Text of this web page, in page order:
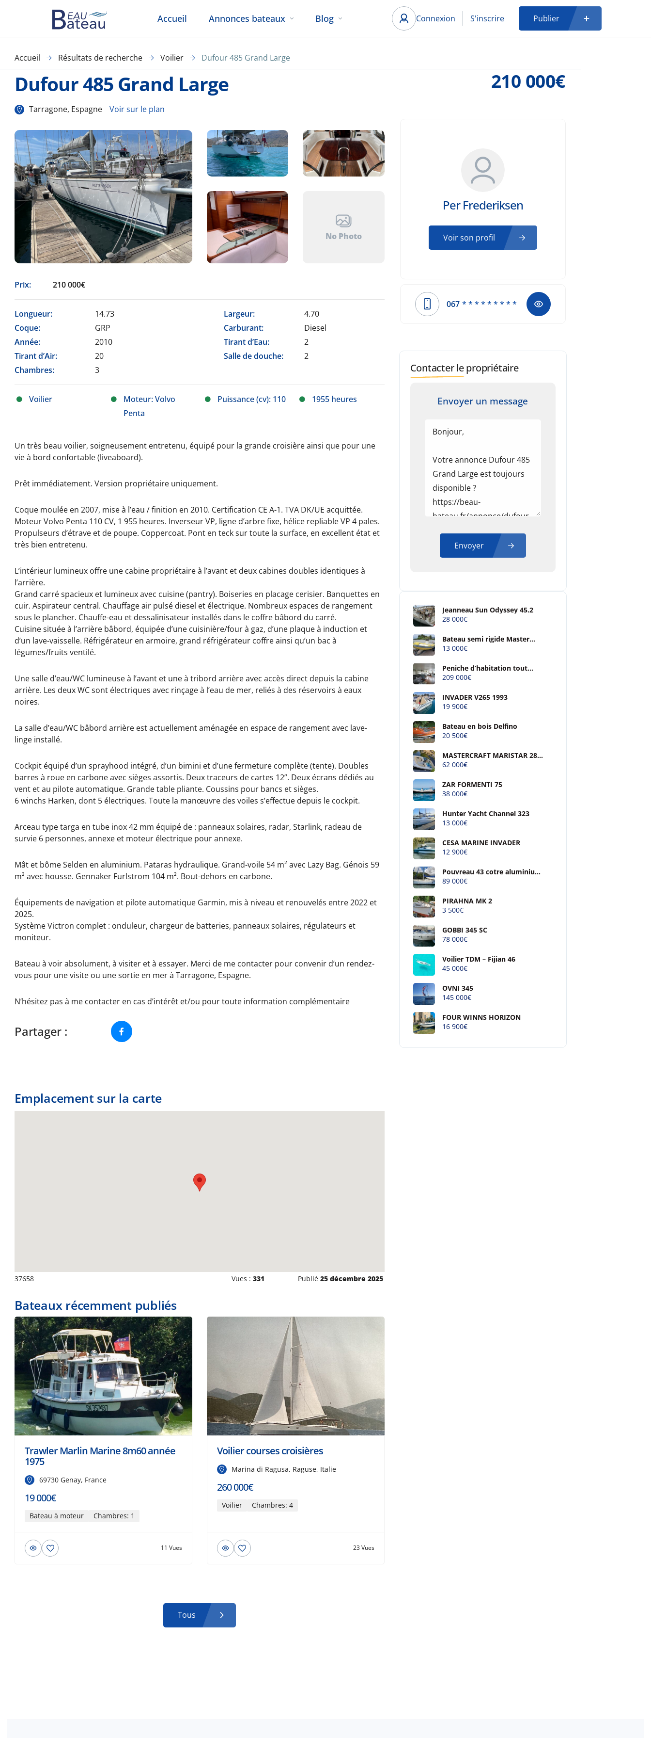
Accueil Annonces bateaux Blog Connexion S'inscrire Publier
Accueil Résultats de recherche Voilier Dufour 485 Grand Large
Dufour 485 Grand Large
Tarragone, Espagne Voir sur le plan
210 000€
No Photo
Prix: 210 000€
Longueur: 14.73 Largeur:
4.70
Coque:
GRP Carburant:
Diesel
Année:
2010 Tirant d’Eau:
2
Tirant d’Air:
20 Salle de douche:
2
Chambres:
3
Voilier
Moteur: Volvo
Penta
Puissance (cv): 110 1955 heures
Un très beau voilier, soigneusement entretenu, équipé pour la grande croisière ainsi que pour une
vie à bord confortable (liveaboard).
Prêt immédiatement. Version propriétaire uniquement.
Coque moulée en 2007, mise à l’eau / finition en 2010. Certification CE A-1. TVA DK/UE acquittée.
Moteur Volvo Penta 110 CV, 1 955 heures. Inverseur VP, ligne d’arbre fixe, hélice repliable VP 4 pales.
Propulseurs d’étrave et de poupe. Coppercoat. Pont en teck sur toute la surface, en excellent état et
très bien entretenu.
L’intérieur lumineux offre une cabine propriétaire à l’avant et deux cabines doubles identiques à
l’arrière.
Grand carré spacieux et lumineux avec cuisine (pantry). Boiseries en placage cerisier. Banquettes en
cuir. Aspirateur central. Chauffage air pulsé diesel et électrique. Nombreux espaces de rangement
sous le plancher. Chauffe-eau et dessalinisateur installés dans le coffre bâbord du carré.
Cuisine située à l’arrière bâbord, équipée d’une cuisinière/four à gaz, d’une plaque à induction et
d’un lave-vaisselle. Réfrigérateur en armoire, grand réfrigérateur coffre ainsi qu’un bac à
légumes/fruits ventilé.
Une salle d’eau/WC lumineuse à l’avant et une à tribord arrière avec accès direct depuis la cabine
arrière. Les deux WC sont électriques avec rinçage à l’eau de mer, reliés à des réservoirs à eaux
noires.
La salle d’eau/WC bâbord arrière est actuellement aménagée en espace de rangement avec lave-
linge installé.
Cockpit équipé d’un sprayhood intégré, d’un bimini et d’une fermeture complète (tente). Doubles
barres à roue en carbone avec sièges assortis. Deux traceurs de cartes 12”. Deux écrans dédiés au
vent et au pilote automatique. Grande table pliante. Coussins pour bancs et sièges.
6 winchs Harken, dont 5 électriques. Toute la manœuvre des voiles s’effectue depuis le cockpit.
Arceau type targa en tube inox 42 mm équipé de : panneaux solaires, radar, Starlink, radeau de
survie 6 personnes, annexe et moteur électrique pour annexe.
Mât et bôme Selden en aluminium. Pataras hydraulique. Grand-voile 54 m² avec Lazy Bag. Génois 59
m² avec housse. Gennaker Furlstrom 104 m². Bout-dehors en carbone.
Équipements de navigation et pilote automatique Garmin, mis à niveau et renouvelés entre 2022 et
2025.
Système Victron complet : onduleur, chargeur de batteries, panneaux solaires, régulateurs et
moniteur.
Bateau à voir absolument, à visiter et à essayer. Merci de me contacter pour convenir d’un rendez-
vous pour une visite ou une sortie en mer à Tarragone, Espagne.
N’hésitez pas à me contacter en cas d’intérêt et/ou pour toute information complémentaire
Partager :
Emplacement sur la carte
37658 Vues : 331 Publié 25 décembre 2025
Bateaux récemment publiés
Trawler Marlin Marine 8m60 année
1975
69730 Genay, France
19 000€
Bateau à moteur Chambres: 1
11 Vues
Voilier courses croisières
Marina di Ragusa, Raguse, Italie
260 000€
Voilier Chambres: 4
23 Vues
Tous
Per Frederiksen
Voir son profil
067 * * * * * * * * *
Contacter le propriétaire
Envoyer un message
Envoyer
Jeanneau Sun Odyssey 45.2
28 000€
Bateau semi rigide Master
open 4m90
13 000€
Peniche d’habitation tout
confort
209 000€
INVADER V265 1993
19 900€
Bateau en bois Delfino
20 500€
MASTERCRAFT MARISTAR 280
SS
62 000€
ZAR FORMENTI 75
38 000€
Hunter Yacht Channel 323
13 000€
CESA MARINE INVADER
12 900€
Pouvreau 43 cotre aluminium
à quille relevable
89 000€
PIRAHNA MK 2
3 500€
GOBBI 345 SC
78 000€
Voilier TDM – Fijian 46
45 000€
OVNI 345
145 000€
FOUR WINNS HORIZON
16 900€